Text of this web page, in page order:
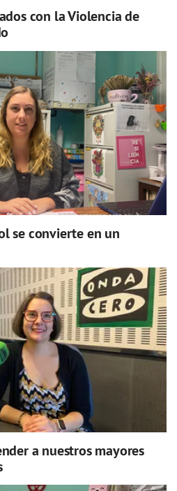
con la Violencia de
se convierte en un
a nuestros mayores